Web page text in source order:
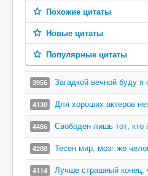
Похожие цитаты
Новые цитаты
Популярные цитаты
3956 Загадкой вечной буду я
4130 Для хороших актеров
4486 Свободен лишь тот, кто
4208 Тесен мир, мозг же
4114 Лучше страшный конец,